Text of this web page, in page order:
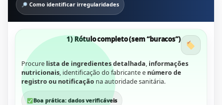
Como identificar irregularidades
1) Rótulo completo (sem “buracos”)
Procure lista de ingredientes detalhada, informações
nutricionais, identificação do fabricante e número de
registro ou notificação na autoridade sanitária.
Boa prática: dados verificáveis